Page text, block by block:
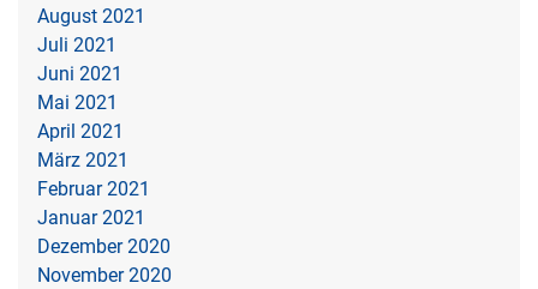
August 2021
Juli 2021
Juni 2021
Mai 2021
April 2021
März 2021
Februar 2021
Januar 2021
Dezember 2020
November 2020